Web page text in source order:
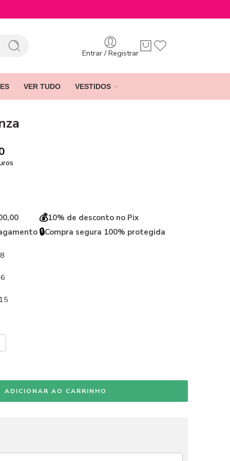
Entrar / Registrar
VER TUDO VESTIDOS
💰10% de desconto no Pix
🔒Compra segura 100% protegida
ADICIONAR AO CARRINHO